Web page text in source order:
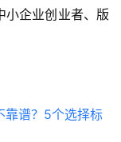
小企业创业者、版
靠谱？5个选择标